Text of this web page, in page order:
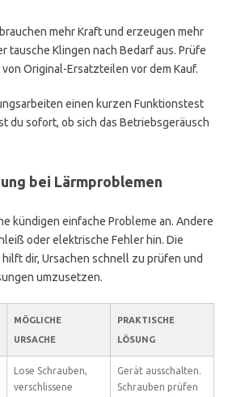
mehr Kraft und erzeugen mehr
tausche Klingen nach Bedarf aus. Prüfe
Original-Ersatzteilen vor dem Kauf.
einen kurzen Funktionstest
du sofort, ob sich das Betriebsgeräusch
bei Lärmproblemen
kündigen einfache Probleme an. Andere
oder elektrische Fehler hin. Die
dir, Ursachen schnell zu prüfen und
umzusetzen.
MÖGLICHE
URSACHE
PRAKTISCHE
LÖSUNG
Lose Schrauben,
verschlissene
Gerät ausschalten.
Schrauben prüfen